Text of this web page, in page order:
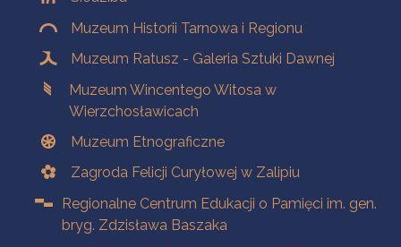
Muzeum Historii Tarnowa i Regionu
Muzeum Ratusz - Galeria Sztuki Dawnej
Muzeum Wincentego Witosa w
Wierzchosławicach
Muzeum Etnograficzne
Zagroda Felicji Curyłowej w Zalipiu
Regionalne Centrum Edukacji o Pamięci im. gen.
bryg. Zdzisława Baszaka